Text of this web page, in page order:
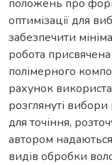
положень про
оптимізації для
забезпечити
робота
полімерного
рахунок
розглянуті
для точіння,
автором
видів обробки